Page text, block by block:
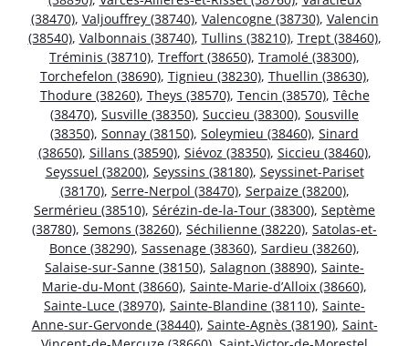
(38470), Valjouffrey (38740), Valencogne (38730), Valencin
(38540), Valbonnais (38740), Tullins (38210), Trept (38460),
Tréminis (38710), Treffort (38650), Tramolé (38300),
Torchefelon (38690), Tignieu (38230), Thuellin (38630),
Thodure (38260), Theys (38570), Tencin (38570), Têche
(38470), Susville (38350), Succieu (38300), Sousville
(38350), Sonnay (38150), Soleymieu (38460), Sinard
(38650), Sillans (38590), Siévoz (38350), Siccieu (38460),
Seyssuel (38200), Seyssins (38180), Seyssinet-Pariset
(38170), Serre-Nerpol (38470), Serpaize (38200),
Sermérieu (38510), Sérézin-de-la-Tour (38300), Septème
(38780), Semons (38260), Séchilienne (38220), Satolas-et-
Bonce (38290), Sassenage (38360), Sardieu (38260),
Salaise-sur-Sanne (38150), Salagnon (38890), Sainte-
Marie-du-Mont (38660), Sainte-Marie-d’Alloix (38660),
Sainte-Luce (38970), Sainte-Blandine (38110), Sainte-
Anne-sur-Gervonde (38440), Sainte-Agnès (38190), Saint-